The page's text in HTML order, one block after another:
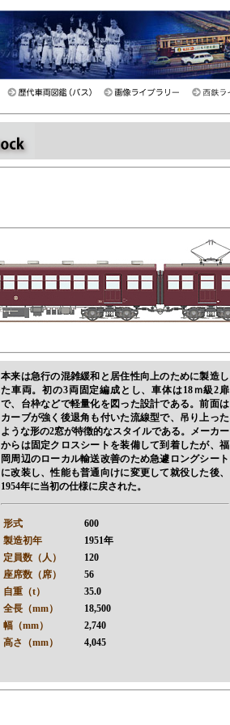
本来は急行の混雑緩和と居住性向上のために製造し
た車両。初の3両固定編成とし、車体は18ｍ級2扉
で、台枠などで軽量化を図った設計である。前面は
カーブが強く後退角も付いた流線型で、吊り上った
ような形の2窓が特徴的なスタイルである。メーカー
からは固定クロスシートを装備して到着したが、福
岡周辺のローカル輸送改善のため急遽ロングシート
に改装し、性能も普通向けに変更して就役した後、
1954年に当初の仕様に戻された。
形式
600
製造初年
1951年
定員数（人）
120
座席数（席）
56
自重（t）
35.0
全長（mm）
18,500
幅（mm）
2,740
高さ（mm）
4,045